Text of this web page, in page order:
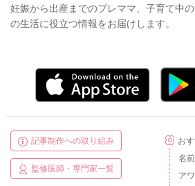
妊娠から出産までのプレママ、子育て中
の生活に役立つ情報をお届けします。
記事制作への取り組み
監修医師・専門家一覧
お
名
ア